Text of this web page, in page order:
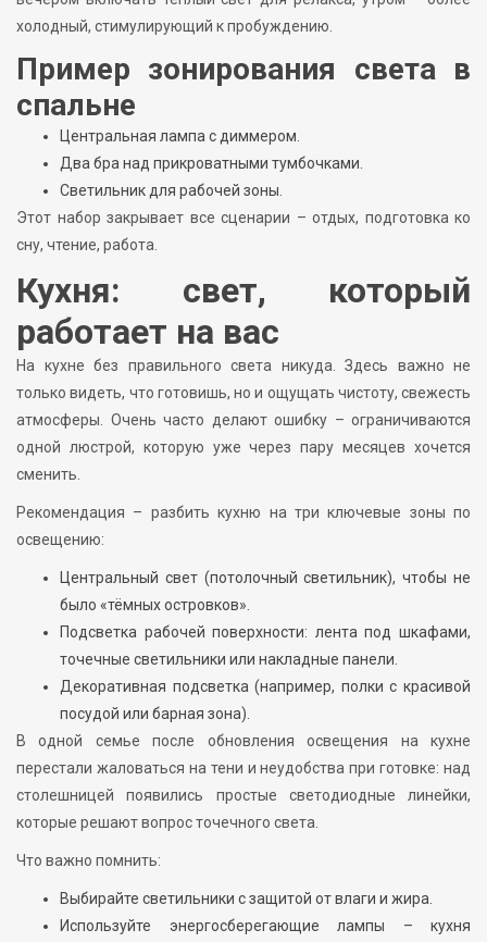
холодный, стимулирующий к пробуждению.
Пример зонирования света в
спальне
Центральная лампа с диммером.
Два бра над прикроватными тумбочками.
Светильник для рабочей зоны.
Этот набор закрывает все сценарии – отдых, подготовка ко
сну, чтение, работа.
Кухня: свет, который
работает на вас
На кухне без правильного света никуда. Здесь важно не
только видеть, что готовишь, но и ощущать чистоту, свежесть
атмосферы. Очень часто делают ошибку – ограничиваются
одной люстрой, которую уже через пару месяцев хочется
сменить.
Рекомендация – разбить кухню на три ключевые зоны по
освещению:
Центральный свет (потолочный светильник), чтобы не
было «тёмных островков».
Подсветка рабочей поверхности: лента под шкафами,
точечные светильники или накладные панели.
Декоративная подсветка (например, полки с красивой
посудой или барная зона).
В одной семье после обновления освещения на кухне
перестали жаловаться на тени и неудобства при готовке: над
столешницей появились простые светодиодные линейки,
которые решают вопрос точечного света.
Что важно помнить:
Выбирайте светильники с защитой от влаги и жира.
Используйте энергосберегающие лампы – кухня